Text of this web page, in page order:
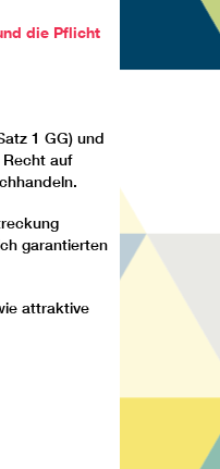
die Pflicht
1 GG) und
auf
garantierten
attraktive